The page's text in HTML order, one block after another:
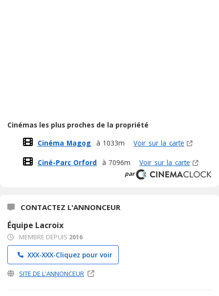
Cinémas les plus proches de la propriété
Cinéma Magog
à 1033m Voir sur la carte
Ciné-Parc Orford à 7096m Voir sur la carte
par
CONTACTEZ L'ANNONCEUR
Équipe Lacroix
MEMBRE DEPUIS 2016
XXX-XXX-Cliquez pour voir
SITE DE L'ANNONCEUR